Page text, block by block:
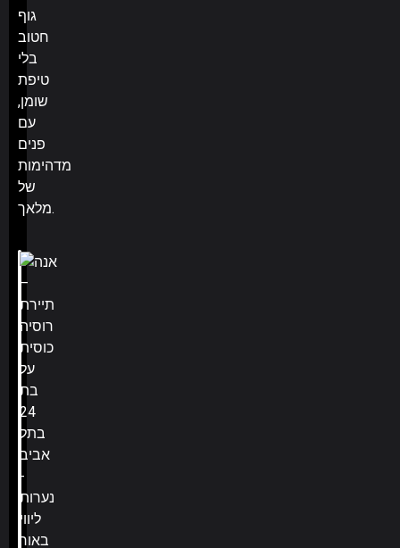
גוף
חטוב
בלי
טיפת
שומן,
עם
פנים
מדהימות
של
מלאך.